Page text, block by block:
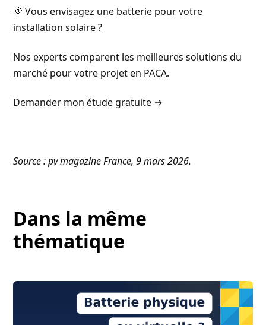
🌞 Vous envisagez une batterie pour votre
installation solaire ?
Nos experts comparent les meilleures solutions du
marché pour votre projet en PACA.
Demander mon étude gratuite →
Source : pv magazine France, 9 mars 2026.
Dans la même
thématique